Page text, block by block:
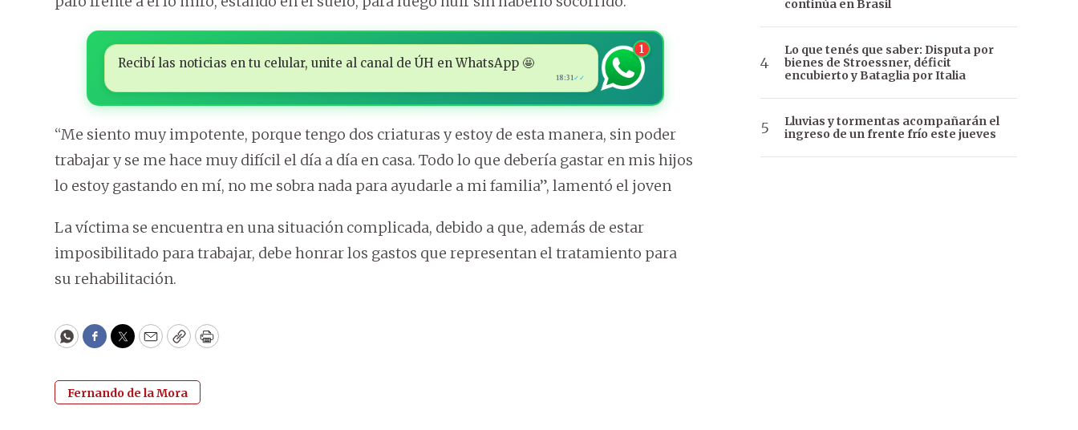
Recibí las noticias en tu celular, unite al canal de ÚH en WhatsApp 🤩
18:31✓✓
1
“Me siento muy impotente, porque tengo dos criaturas y estoy de esta manera, sin poder
trabajar y se me hace muy difícil el día a día en casa. Todo lo que debería gastar en mis hijos
lo estoy gastando en mí, no me sobra nada para ayudarle a mi familia”, lamentó el joven
La víctima se encuentra en una situación complicada, debido a que, además de estar
imposibilitado para trabajar, debe honrar los gastos que representan el tratamiento para
su rehabilitación.
WhatsApp
Facebook
Twitter
EmailCopyPrint
Fernando de la Mora
continúa en Brasil
Lo que tenés que saber: Disputa por
bienes de Stroessner, déficit
encubierto y Bataglia por Italia
Lluvias y tormentas acompañarán el
ingreso de un frente frío este jueves